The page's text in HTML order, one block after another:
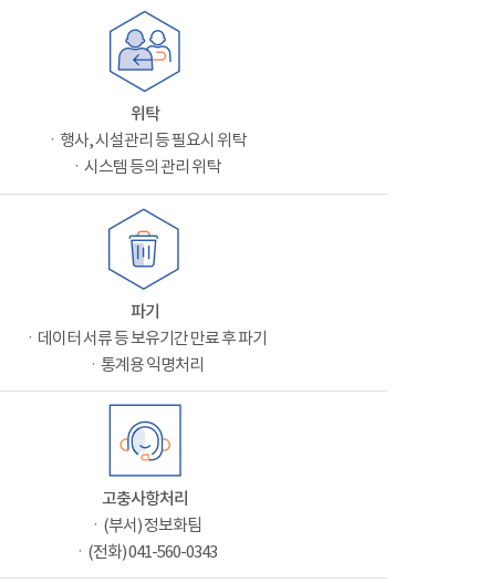
위탁
ㆍ행사, 시설관리 등 필요시 위탁
ㆍ시스템 등의 관리 위탁
파기
ㆍ데이터 서류 등 보유기간 만료 후 파기
ㆍ통계용 익명처리
고충사항처리
ㆍ(부서) 정보화팀
ㆍ(전화) 041-560-0343